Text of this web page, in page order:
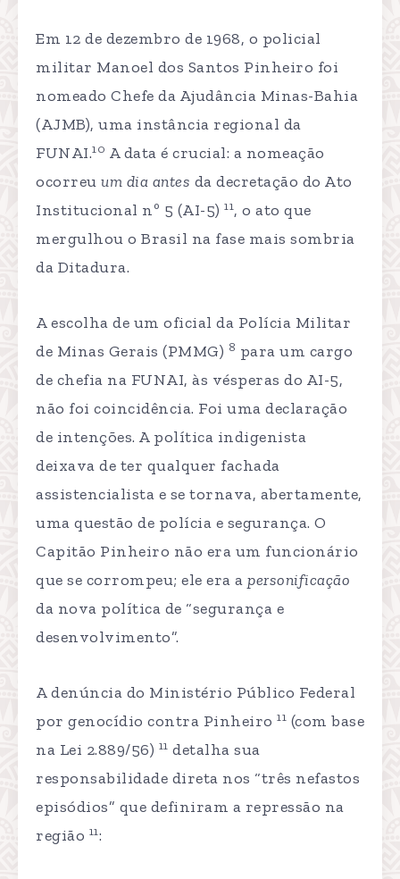
Em 12 de dezembro de 1968, o policial
militar Manoel dos Santos Pinheiro foi
nomeado Chefe da Ajudância Minas-Bahia
(AJMB), uma instância regional da
FUNAI.10 A data é crucial: a nomeação
ocorreu um dia antes da decretação do Ato
Institucional nº 5 (AI-5) 11, o ato que
mergulhou o Brasil na fase mais sombria
da Ditadura.
A escolha de um oficial da Polícia Militar
de Minas Gerais (PMMG) 8 para um cargo
de chefia na FUNAI, às vésperas do AI-5,
não foi coincidência. Foi uma declaração
de intenções. A política indigenista
deixava de ter qualquer fachada
assistencialista e se tornava, abertamente,
uma questão de polícia e segurança. O
Capitão Pinheiro não era um funcionário
que se corrompeu; ele era a personificação
da nova política de “segurança e
desenvolvimento”.
A denúncia do Ministério Público Federal
por genocídio contra Pinheiro 11 (com base
na Lei 2.889/56) 11 detalha sua
responsabilidade direta nos “três nefastos
episódios” que definiram a repressão na
região 11: